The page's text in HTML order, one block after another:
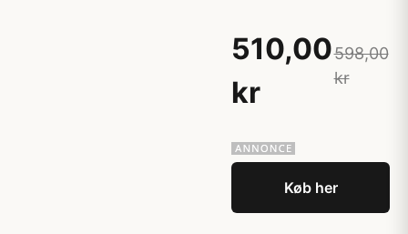
510,00
kr
598,00
kr
Køb her